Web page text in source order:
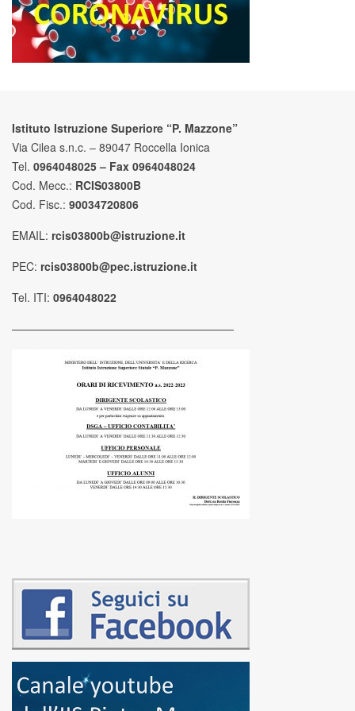
Istituto Istruzione Superiore “P. Mazzone”
Via Cilea s.n.c. – 89047 Roccella Ionica
Tel. 0964048025 – Fax 0964048024
Cod. Mecc.: RCIS03800B
Cod. Fisc.: 90034720806
EMAIL: rcis03800b@istruzione.it
PEC: rcis03800b@pec.istruzione.it
Tel. ITI: 0964048022
————————————————————